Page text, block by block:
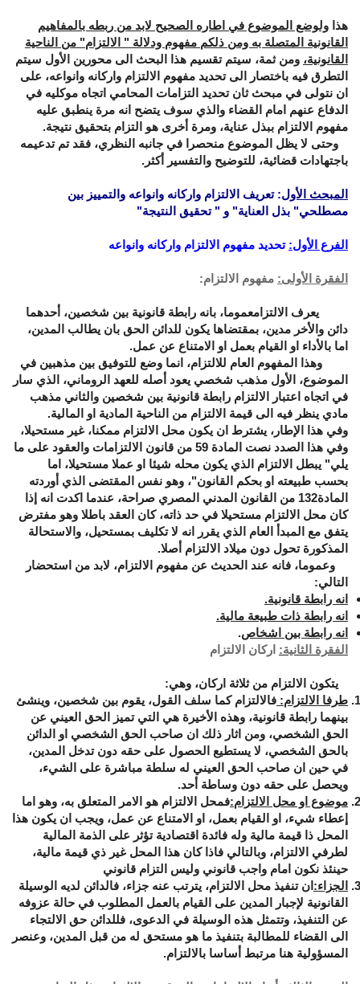
هذا ولوضع الموضوع في اطاره الصحيح لابد من ربطه بالمفاهيم
القانونية المتصلة به ومن ذلكم مفهوم ودلالة " الالتزام" من الناحية
القانونية، ومن ثمة، سيتم تقسيم هذا البحث الى محورين الأول سيتم
التطرق فيه باختصار الى تحديد مفهوم الالتزام واركانه وانواعه، على
ان نتولى في مبحث ثان تحديد التزامات المحامي اتجاه موكليه في
الدفاع عنهم امام القضاء والذي سوف يتضح انه مرة ينطبق عليه
مفهوم الالتزام ببذل عناية، ومرة أخرى هو التزام بتحقيق نتيجة.
وحتى لا يظل الموضوع منحصرا في جانبه النظري، فقد تم تدعيمه
باجتهادات قضائية، للتوضيح والتفسير أكثر.
المبحث الأول: تعريف الالتزام واركانه وانواعه والتمييز بين
مصطلحي" بذل العناية" و " تحقيق النتيجة"
الفرع الأول: تحديد مفهوم الالتزام واركانه وانواعه
الفقرة الأولى: مفهوم الالتزام:
يعرف الالتزامعموما، بانه رابطة قانونية بين شخصين، أحدهما
دائن والأخر مدين، بمقتضاها يكون للدائن الحق بان يطالب المدين،
اما بالأداء او القيام بعمل او الامتناع عن عمل.
وهذا المفهوم العام للالتزام، انما وضع للتوفيق بين مذهبين في
الموضوع، الأول مذهب شخصي يعود أصله للعهد الروماني، الذي سار
في اتجاه اعتبار الالتزام رابطة قانونية بين شخصين والثاني مذهب
مادي ينظر فيه الى قيمة الالتزام من الناحية المادية او المالية.
وفي هذا الإطار، يشترط ان يكون محل الالتزام ممكنا، غير مستحيلا،
وفي هذا الصدد نصت المادة 59 من قانون الالتزامات والعقود على ما
يلي" يبطل الالتزام الذي يكون محله شيئا او عملا مستحيلا، اما
بحسب طبيعته او بحكم القانون"، وهو نفس المقتضى الذي أوردته
المادة132 من القانون المدني المصري صراحة، عندما اكدت انه إذا
كان محل الالتزام مستحيلا في حد ذاته، كان العقد باطلا وهو مفترض
يتفق مع المبدأ العام الذي يقرر انه لا تكليف بمستحيل، والاستحالة
المذكورة تحول دون ميلاد الالتزام أصلا.
وعموما، فانه عند الحديث عن مفهوم الالتزام، لابد من استحضار
التالي:
انه رابطة قانونية.
انه رابطة ذات طبيعة مالية.
انه رابطة بين اشخاص.
الفقرة الثانية: اركان الالتزام
يتكون الالتزام من ثلاثة اركان، وهي:
طرفا الالتزام: فالالتزام كما سلف القول، يقوم بين شخصين، وينشئ
بينهما رابطة قانونية، وهذه الأخيرة هي التي تميز الحق العيني عن
الحق الشخصي، ومن اثار ذلك ان صاحب الحق الشخصي او الدائن
بالحق الشخصي، لا يستطيع الحصول على حقه دون تدخل المدين،
في حين ان صاحب الحق العيني له سلطة مباشرة على الشيء،
ويحصل على حقه دون وساطة أحد.
موضوع او محل الالتزام:فمحل الالتزام هو الامر المتعلق به، وهو اما
إعطاء شيء، او القيام بعمل، او الامتناع عن عمل، ويجب ان يكون هذا
المحل ذا قيمة مالية وله فائدة اقتصادية تؤثر على الذمة المالية
لطرفي الالتزام، وبالتالي فاذا كان هذا المحل غير ذي قيمة مالية،
حينئذ نكون امام واجب قانوني وليس التزام قانوني
الجزاء: ان تنفيذ محل الالتزام، يترتب عنه جزاء، فالدائن لديه الوسيلة
القانونية لإجبار المدين على القيام بالعمل المطلوب في حالة عزوفه
عن التنفيذ، وتتمثل هذه الوسيلة في الدعوى، فللدائن حق الالتجاء
الى القضاء للمطالبة بتنفيذ ما هو مستحق له من قبل المدين، وعنصر
المسؤولية هنا مرتبط أساسا بالالتزام.